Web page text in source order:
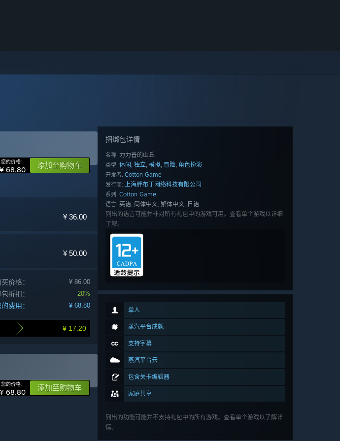
您的价格：
¥ 68.80 添加至购物车
¥ 36.00
¥ 50.00
¥ 86.00
价格：
20%
折扣：
¥ 68.80
费用：
¥ 17.20
您的价格：
¥ 68.80 添加至购物车
捆绑包详情
名称: 力力普的山丘
类型: 休闲, 独立, 模拟, 冒险, 角色扮演
开发者: Cotton Game
发行商: 上海胖布丁网络科技有限公司
系列: Cotton Game
语言: 英语, 简体中文, 繁体中文, 日语
列出的语言可能并非对所有礼包中的游戏可用。查看单个游戏以详细
了解。
单人
蒸汽平台成就
支持字幕
蒸汽平台云
包含关卡编辑器
家庭共享
列出的功能可能并不支持礼包中的所有游戏。查看单个游戏以了解详
情。